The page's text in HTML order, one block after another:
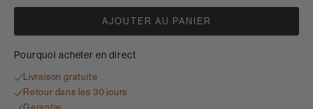
AJOUTER AU PANIER
Pourquoi acheter en direct
Livraison gratuite
Retour dans les 30 jours